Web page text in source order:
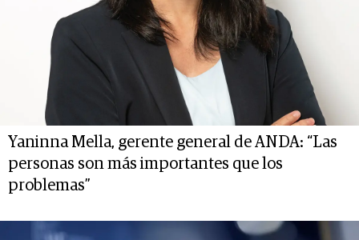
Yaninna Mella, gerente general de ANDA: “Las
personas son más importantes que los
problemas”